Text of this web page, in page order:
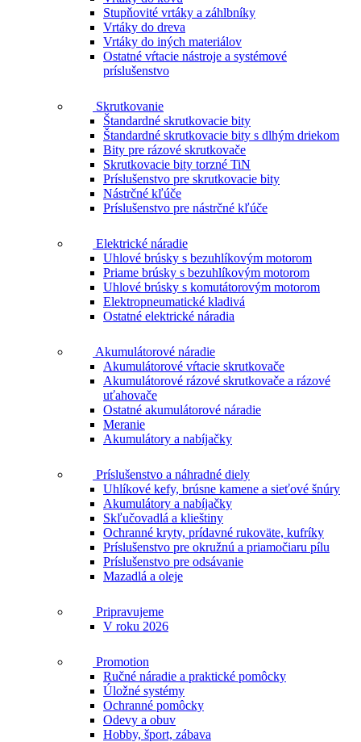
Stupňovité vrtáky a záhlbníky
Vrtáky do dreva
Vrtáky do iných materiálov
Ostatné vŕtacie nástroje a systémové
príslušenstvo
Skrutkovanie
Štandardné skrutkovacie bity
Štandardné skrutkovacie bity s dlhým driekom
Bity pre rázové skrutkovače
Skrutkovacie bity torzné TiN
Príslušenstvo pre skrutkovacie bity
Nástrčné kľúče
Príslušenstvo pre nástrčné kľúče
Elektrické náradie
Uhlové brúsky s bezuhlíkovým motorom
Priame brúsky s bezuhlíkovým motorom
Uhlové brúsky s komutátorovým motorom
Elektropneumatické kladivá
Ostatné elektrické náradia
Akumulátorové náradie
Akumulátorové vŕtacie skrutkovače
Akumulátorové rázové skrutkovače a rázové
uťahovače
Ostatné akumulátorové náradie
Meranie
Akumulátory a nabíjačky
Príslušenstvo a náhradné diely
Uhlíkové kefy, brúsne kamene a sieťové šnúry
Akumulátory a nabíjačky
Skľučovadlá a klieštiny
Ochranné kryty, prídavné rukoväte, kufríky
Príslušenstvo pre okružnú a priamočiaru pílu
Príslušenstvo pre odsávanie
Mazadlá a oleje
Pripravujeme
V roku 2026
Promotion
Ručné náradie a praktické pomôcky
Úložné systémy
Ochranné pomôcky
Odevy a obuv
Hobby, šport, zábava